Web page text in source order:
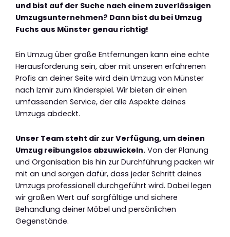
und bist auf der Suche nach einem zuverlässigen
Umzugsunternehmen? Dann bist du bei Umzug
Fuchs aus Münster genau richtig!
Ein Umzug über große Entfernungen kann eine echte
Herausforderung sein, aber mit unseren erfahrenen
Profis an deiner Seite wird dein Umzug von Münster
nach Izmir zum Kinderspiel. Wir bieten dir einen
umfassenden Service, der alle Aspekte deines
Umzugs abdeckt.
Unser Team steht dir zur Verfügung, um deinen
Umzug reibungslos abzuwickeln. Von der Planung
und Organisation bis hin zur Durchführung packen wir
mit an und sorgen dafür, dass jeder Schritt deines
Umzugs professionell durchgeführt wird. Dabei legen
wir großen Wert auf sorgfältige und sichere
Behandlung deiner Möbel und persönlichen
Gegenstände.